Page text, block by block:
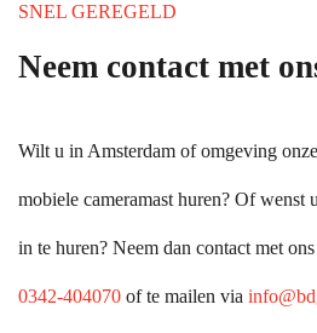
SNEL GEREGELD
Neem contact met
Wilt u in Amsterdam of omgeving
mobiele cameramast huren? Of wenst
in te huren? Neem dan contact met
0342-404070 of te mailen via